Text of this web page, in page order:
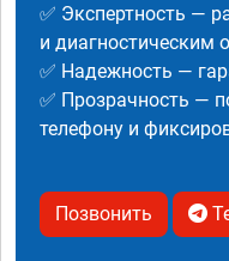
✅ Экспертность —
и диагностическим
✅ Надежность —
✅ Прозрачность —
телефону и
Позвонить